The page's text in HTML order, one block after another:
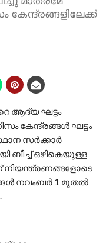
ആദ്യ ഘട്ടം
കേന്ദ്രങ്ങള്‍ ഘട്ടം
സര്‍ക്കാര്‍
ബീച്ച് ഒഴികെയുള്ള
നിയന്ത്രണങ്ങളോടെ
നവംബര്‍ 1 മുതല്‍